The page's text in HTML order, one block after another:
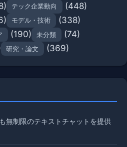
テック企業動向 (448)
モデル・技術 (338)
(190) 未分類 (74)
研究・論文 (369)
無制限のテキストチャットを提供